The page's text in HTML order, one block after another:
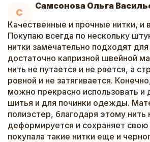
С
Самсонова Ольга
Качественные и прочные нитки, и
Покупаю всегда по нескольку
нитки замечательно подходят
достаточно капризной швейной
нить не путается и не рвется, а
ровной и не затягивается.
можно прекрасно использовать и
шитья и для починки одежды.
полиэстер, благодаря этому нить
деформируется и сохраняет свою
покупала такие нитки еще и